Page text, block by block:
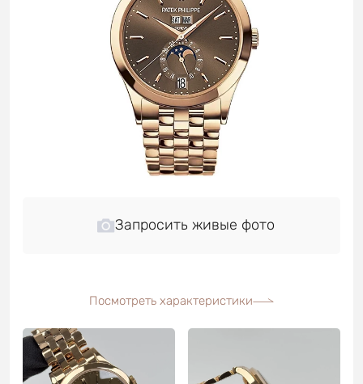
Запросить живые фото
Посмотреть характеристики